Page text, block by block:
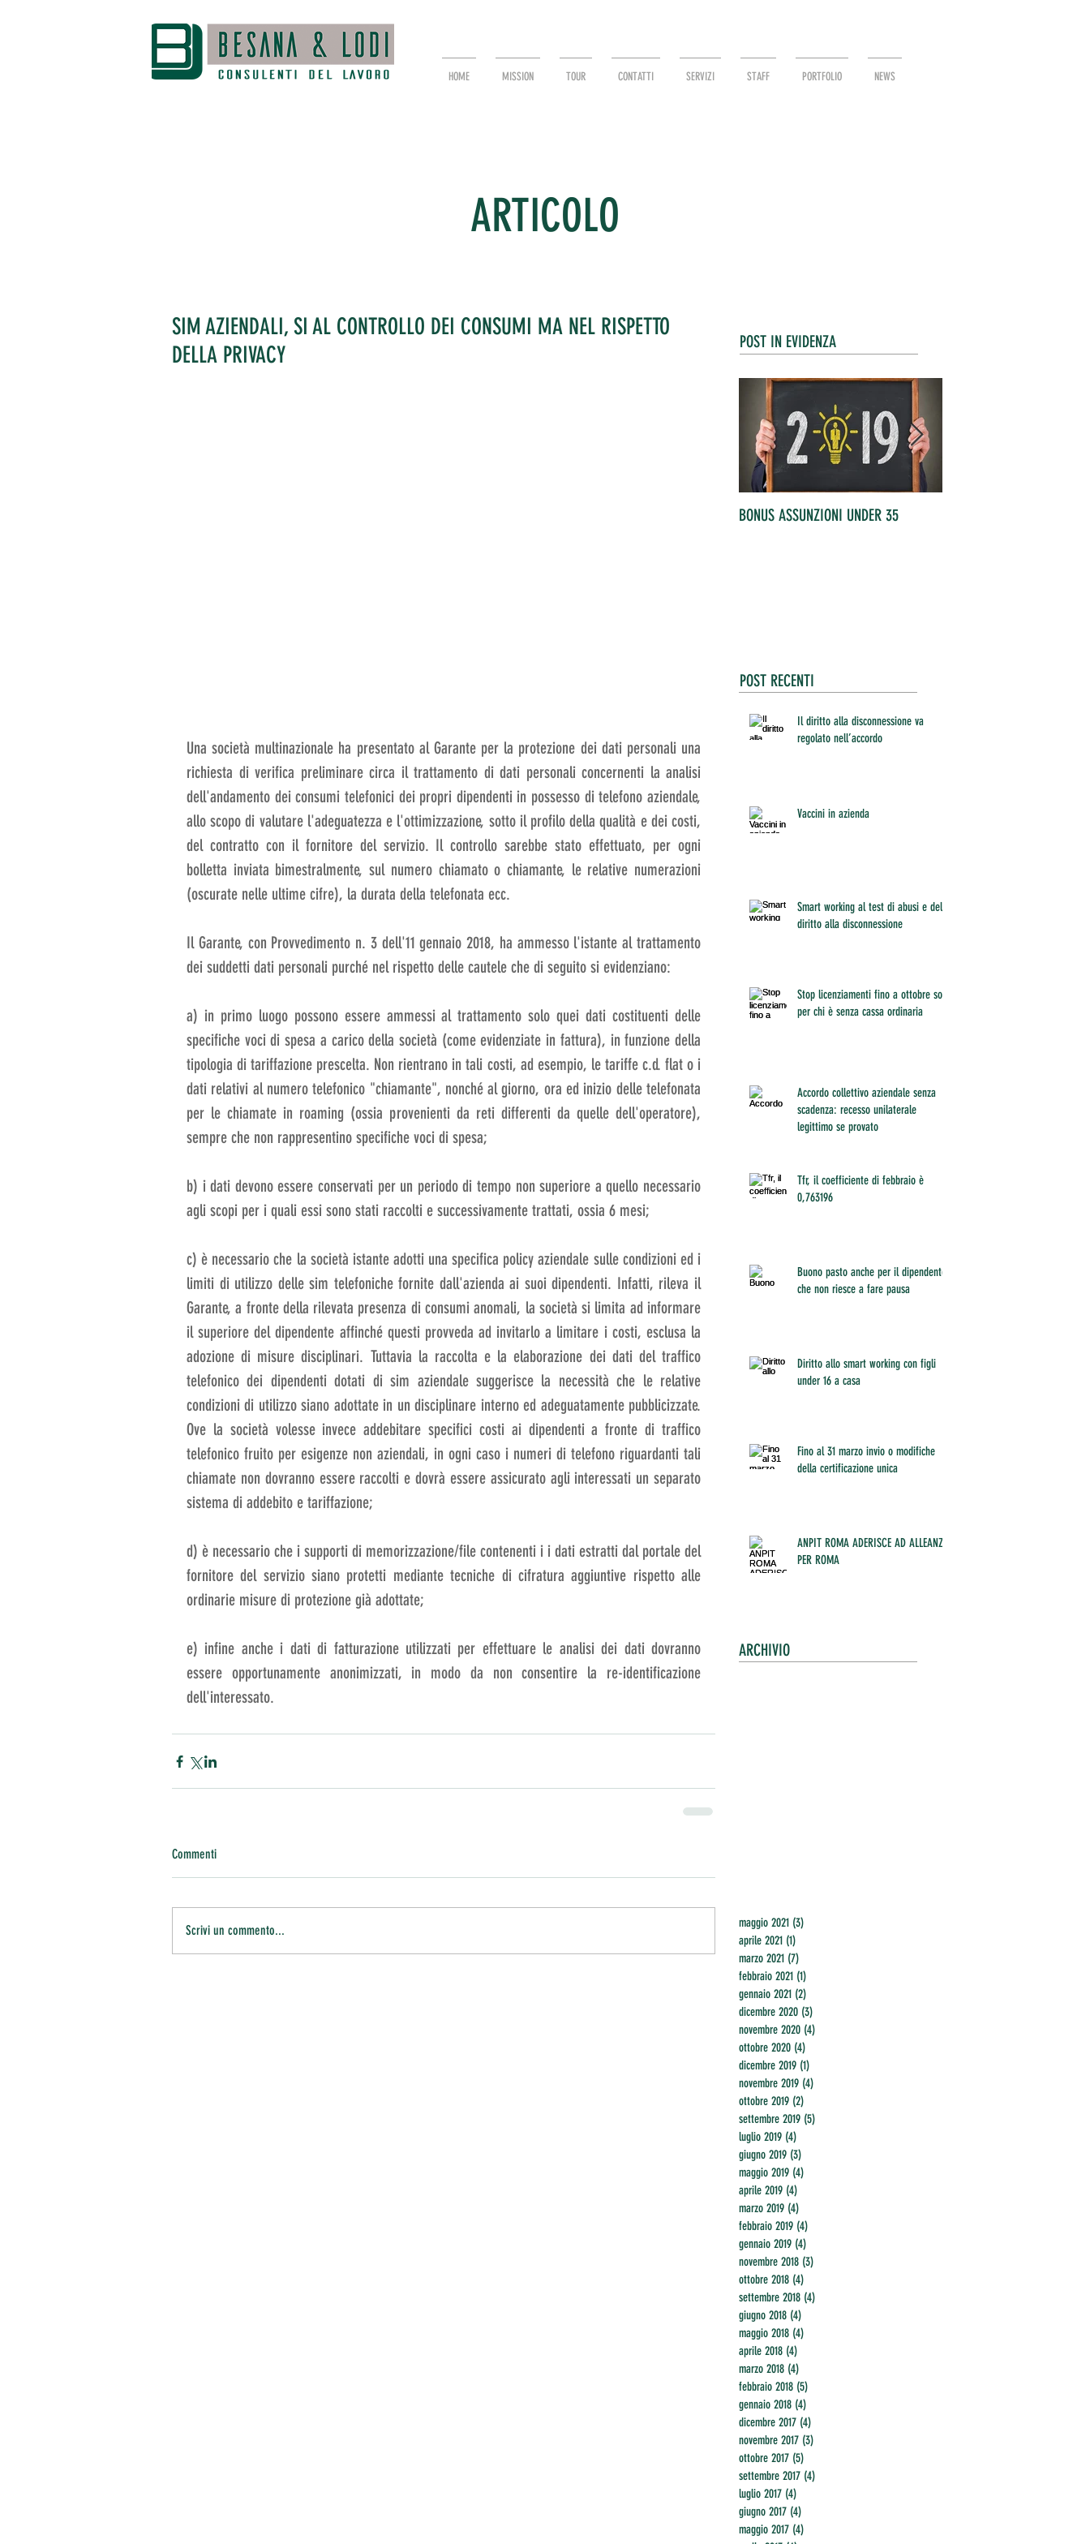
HOME MISSION TOUR CONTATTI SERVIZI STAFF PORTFOLIO NEWS
ARTICOLO
SIM AZIENDALI, SI AL CONTROLLO DEI CONSUMI MA NEL RISPETTO
DELLA PRIVACY
Una società multinazionale ha presentato al Garante per la protezione dei dati personali una
richiesta di verifica preliminare circa il trattamento di dati personali concernenti la analisi
dell'andamento dei consumi telefonici dei propri dipendenti in possesso di telefono aziendale,
allo scopo di valutare l'adeguatezza e l'ottimizzazione, sotto il profilo della qualità e dei costi,
del contratto con il fornitore del servizio. Il controllo sarebbe stato effettuato, per ogni
bolletta inviata bimestralmente, sul numero chiamato o chiamante, le relative numerazioni
(oscurate nelle ultime cifre), la durata della telefonata ecc.
Il Garante, con Provvedimento n. 3 dell'11 gennaio 2018, ha ammesso l'istante al trattamento
dei suddetti dati personali purché nel rispetto delle cautele che di seguito si evidenziano:
a) in primo luogo possono essere ammessi al trattamento solo quei dati costituenti delle
specifiche voci di spesa a carico della società (come evidenziate in fattura), in funzione della
tipologia di tariffazione prescelta. Non rientrano in tali costi, ad esempio, le tariffe c.d. flat o i
dati relativi al numero telefonico "chiamante", nonché al giorno, ora ed inizio delle telefonata
per le chiamate in roaming (ossia provenienti da reti differenti da quelle dell'operatore),
sempre che non rappresentino specifiche voci di spesa;
b) i dati devono essere conservati per un periodo di tempo non superiore a quello necessario
agli scopi per i quali essi sono stati raccolti e successivamente trattati, ossia 6 mesi;
c) è necessario che la società istante adotti una specifica policy aziendale sulle condizioni ed i
limiti di utilizzo delle sim telefoniche fornite dall'azienda ai suoi dipendenti. Infatti, rileva il
Garante, a fronte della rilevata presenza di consumi anomali, la società si limita ad informare
il superiore del dipendente affinché questi provveda ad invitarlo a limitare i costi, esclusa la
adozione di misure disciplinari. Tuttavia la raccolta e la elaborazione dei dati del traffico
telefonico dei dipendenti dotati di sim aziendale suggerisce la necessità che le relative
condizioni di utilizzo siano adottate in un disciplinare interno ed adeguatamente pubblicizzate.
Ove la società volesse invece addebitare specifici costi ai dipendenti a fronte di traffico
telefonico fruito per esigenze non aziendali, in ogni caso i numeri di telefono riguardanti tali
chiamate non dovranno essere raccolti e dovrà essere assicurato agli interessati un separato
sistema di addebito e tariffazione;
d) è necessario che i supporti di memorizzazione/file contenenti i i dati estratti dal portale del
fornitore del servizio siano protetti mediante tecniche di cifratura aggiuntive rispetto alle
ordinarie misure di protezione già adottate;
e) infine anche i dati di fatturazione utilizzati per effettuare le analisi dei dati dovranno
essere opportunamente anonimizzati, in modo da non consentire la re-identificazione
dell'interessato.
Commenti
Scrivi un commento...
POST IN EVIDENZA
BONUS ASSUNZIONI UNDER 35
POST RECENTI
Il diritto alla disconnessione va
regolato nell’accordo
Vaccini in azienda
Smart working al test di abusi e del
diritto alla disconnessione
Stop licenziamenti fino a ottobre solo
per chi è senza cassa ordinaria
Accordo collettivo aziendale senza
scadenza: recesso unilaterale
legittimo se provato
Tfr, il coefficiente di febbraio è
0,763196
Buono pasto anche per il dipendente
che non riesce a fare pausa
Diritto allo smart working con figli
under 16 a casa
Fino al 31 marzo invio o modifiche
della certificazione unica
ANPIT ROMA ADERISCE AD ALLEANZA
PER ROMA
ARCHIVIO
maggio 2021 (3)
aprile 2021 (1)
marzo 2021 (7)
febbraio 2021 (1)
gennaio 2021 (2)
dicembre 2020 (3)
novembre 2020 (4)
ottobre 2020 (4)
dicembre 2019 (1)
novembre 2019 (4)
ottobre 2019 (2)
settembre 2019 (5)
luglio 2019 (4)
giugno 2019 (3)
maggio 2019 (4)
aprile 2019 (4)
marzo 2019 (4)
febbraio 2019 (4)
gennaio 2019 (4)
novembre 2018 (3)
ottobre 2018 (4)
settembre 2018 (4)
giugno 2018 (4)
maggio 2018 (4)
aprile 2018 (4)
marzo 2018 (4)
febbraio 2018 (5)
gennaio 2018 (4)
dicembre 2017 (4)
novembre 2017 (3)
ottobre 2017 (5)
settembre 2017 (4)
luglio 2017 (4)
giugno 2017 (4)
maggio 2017 (4)